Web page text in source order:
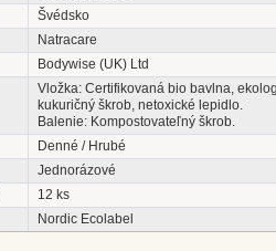
Švédsko
Natracare
Bodywise (UK) Ltd
Vložka: Certifikovaná bio bavlna,
kukuričný škrob, netoxické lepidlo.
Balenie: Kompostovateľný škrob.
Denné / Hrubé
Jednorázové
12 ks
Nordic Ecolabel